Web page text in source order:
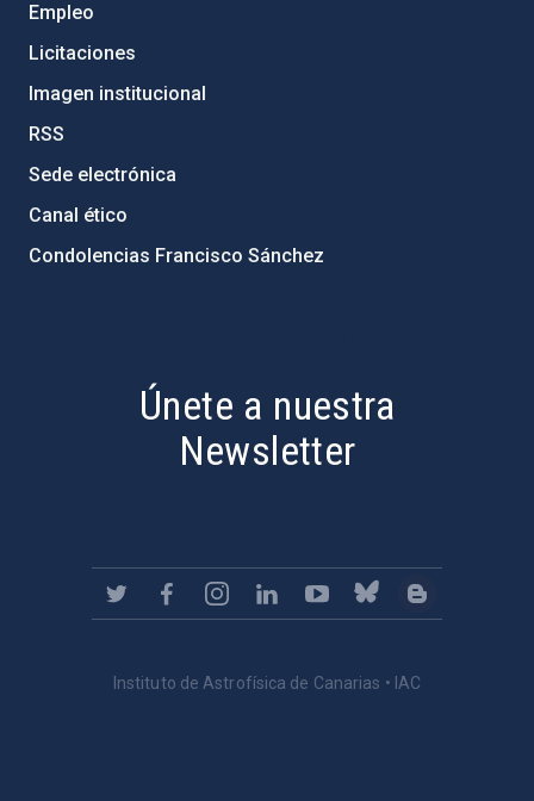
Empleo
Licitaciones
Imagen institucional
RSS
Sede electrónica
Canal ético
Condolencias Francisco Sánchez
Únete a nuestra
Newsletter
Instituto de Astrofísica de Canarias • IAC